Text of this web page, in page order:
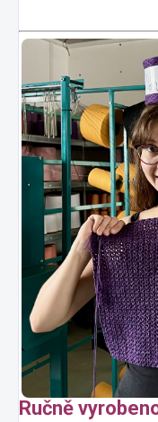
Ručně